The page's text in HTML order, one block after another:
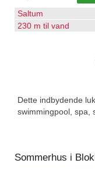
Saltum
230 m til vand
Dette indbydende
swimmingpool, spa,
Sommerhus i